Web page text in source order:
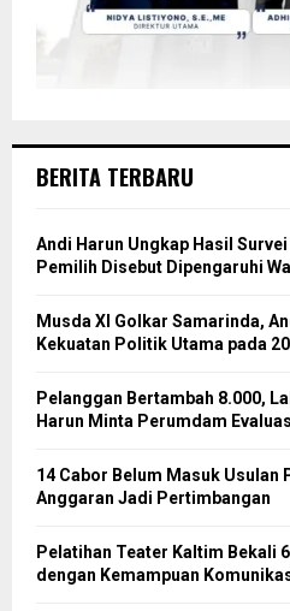
BERITA TERBARU
Andi Harun Ungkap Hasil
Pemilih Disebut Dipengaruhi
Musda XI Golkar Samarinda,
Kekuatan Politik Utama pada
Pelanggan Bertambah 8.000,
Harun Minta Perumdam
14 Cabor Belum Masuk Usulan
Anggaran Jadi Pertimbangan
Pelatihan Teater Kaltim Bekali
dengan Kemampuan